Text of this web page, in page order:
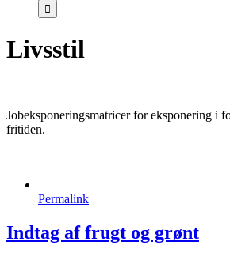
Livsstil
Jobeksponeringsmatricer for eksponering i
fritiden.
Permalink
Indtag af frugt og grønt